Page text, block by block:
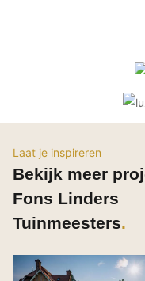
Meubelbeslag
Vloer
Vloeren
Beton Ciré vloeren
PVC vloeren
Gietvloeren
Houten vloeren
Laat je inspireren
Bekijk meer
Fons Linders
Tuinmeesters